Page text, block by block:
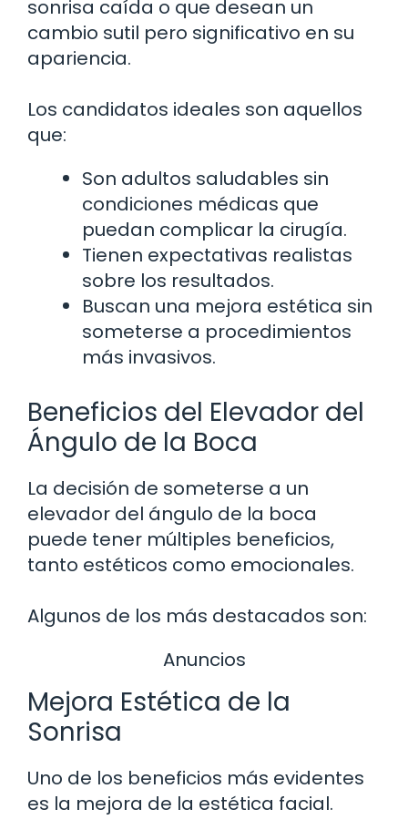
sonrisa caída o que desean un
cambio sutil pero significativo en su
apariencia.
Los candidatos ideales son aquellos
que:
Son adultos saludables sin
condiciones médicas que
puedan complicar la cirugía.
Tienen expectativas realistas
sobre los resultados.
Buscan una mejora estética sin
someterse a procedimientos
más invasivos.
Beneficios del Elevador del
Ángulo de la Boca
La decisión de someterse a un
elevador del ángulo de la boca
puede tener múltiples beneficios,
tanto estéticos como emocionales.
Algunos de los más destacados son:
Anuncios
Mejora Estética de la
Sonrisa
Uno de los beneficios más evidentes
es la mejora de la estética facial.